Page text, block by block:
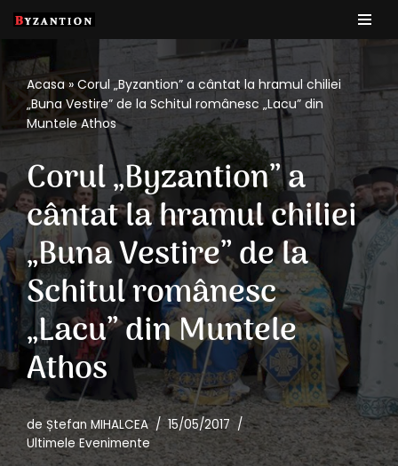
conținut
Acasa»Corul „Byzantion” a cântat la hramul chiliei
„Buna Vestire” de la Schitul românesc „Lacu” din
Muntele Athos
Corul „Byzantion” a
cântat la hramul chiliei
„Buna Vestire” de la
Schitul românesc
„Lacu” din Muntele
Athos
de Ștefan MIHALCEA
15/05/2017
Ultimele Evenimente